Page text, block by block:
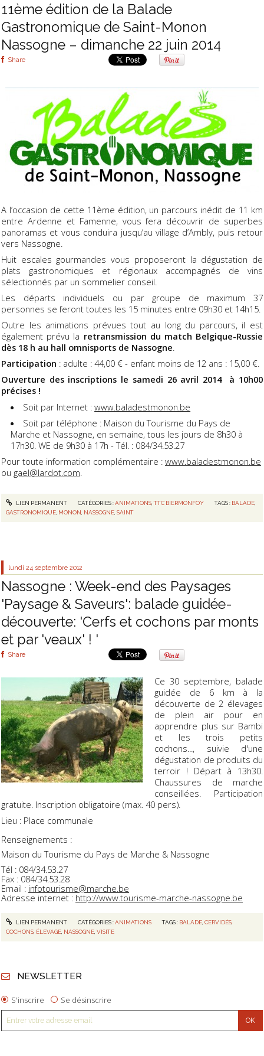
11ème édition de la Balade
Gastronomique de Saint-Monon
Nassogne – dimanche 22 juin 2014
Share
A l’occasion de cette 11ème édition, un parcours inédit de 11 km
entre Ardenne et Famenne, vous fera découvrir de superbes
panoramas et vous conduira jusqu’au village d’Ambly, puis retour
vers Nassogne.
Huit escales gourmandes vous proposeront la dégustation de
plats gastronomiques et régionaux accompagnés de vins
sélectionnés par un sommelier conseil.
Les départs individuels ou par groupe de maximum 37
personnes se feront toutes les 15 minutes entre 09h30 et 14h15.
Outre les animations prévues tout au long du parcours, il est
également prévu la retransmission du match Belgique-Russie
dès 18 h au hall omnisports de Nassogne.
Participation : adulte : 44,00 € - enfant moins de 12 ans : 15,00 €.
Ouverture des inscriptions le samedi 26 avril 2014 à 10h00
précises !
Soit par Internet :www.baladestmonon.be
Soit par téléphone : Maison du Tourisme du Pays de
Marche et Nassogne, en semaine, tous les jours de 8h30 à
17h30. WE de 9h30 à 17h -Tél. : 084/34.53.27
Pour toute information complémentaire : www.baladestmonon.be
ou gael@lardot.com
LIEN PERMANENT CATÉGORIES :ANIMATIONS,TTC BIERMONFOY TAGS : BALADE,
GASTRONOMIQUE, MONON, NASSOGNE,SAINT
lundi 24 septembre 2012
Nassogne : Week-end des Paysages
'Paysage & Saveurs': balade guidée-
découverte: 'Cerfs et cochons par monts
et par 'veaux' ! '
Share
Ce 30 septembre, balade
guidée de 6 km à la
découverte de 2 élevages
de plein air pour en
apprendre plus sur Bambi
et les trois petits
cochons..., suivie d'une
dégustation de produits du
terroir ! Départ à 13h30.
Chaussures de marche
conseillées. Participation
gratuite. Inscription obligatoire (max. 40 pers).
Lieu : Place communale
Renseignements :
Maison du Tourisme du Pays de Marche & Nassogne
Tél : 084/34.53.27
Fax : 084/34.53.28
Email : infotourisme@marche.be
Adresse internet : http://www.tourisme-marche-nassogne.be
LIEN PERMANENT CATÉGORIES :ANIMATIONS TAGS : BALADE,CERVIDÉS,
COCHONS, ÉLEVAGE, NASSOGNE,VISITE
NEWSLETTER
S'inscrire Se désinscrire